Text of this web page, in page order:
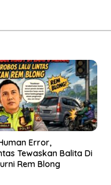
Error,
Tewaskan Balita Di
Rem Blong